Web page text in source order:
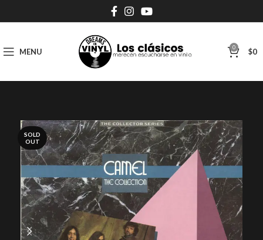
MENU 0 $0
SOLD
OUT